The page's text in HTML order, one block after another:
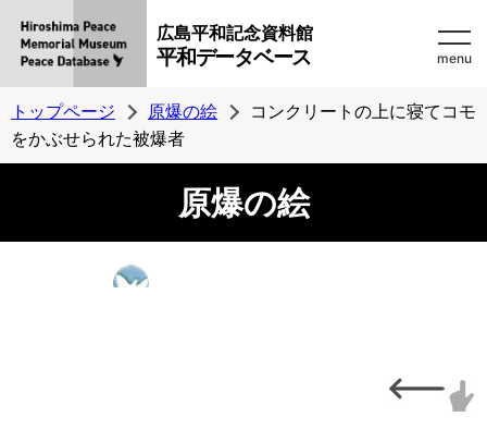
広島平和記念資料館
平和データベース menu
トップページ 原爆の絵
コンクリートの上に寝てコモ
をかぶせられた被爆者
原爆の絵